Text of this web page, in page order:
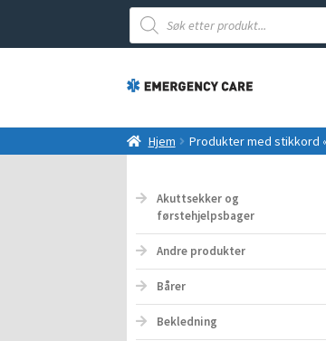
Products
search
Hjem
Produkter med stikkord
Akuttsekker og
førstehjelpsbager
Andre produkter
Bårer
Bekledning